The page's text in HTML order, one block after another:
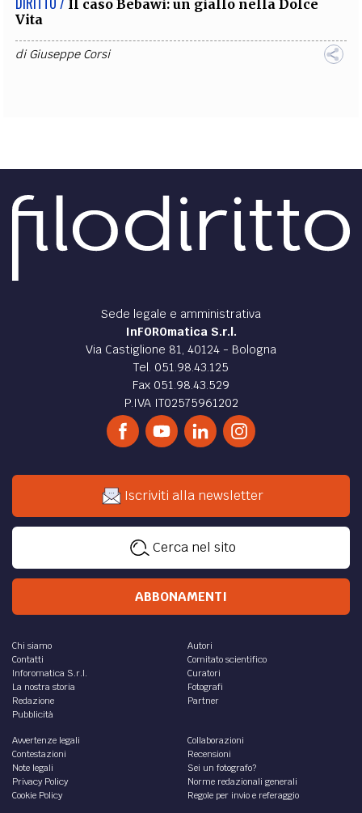
Il caso Bebawi: un giallo nella Dolce
Vita
diGiuseppe Corsi
Sede legale e amministrativa
InFOROmatica S.r.l.
Via Castiglione 81, 40124 - Bologna
Tel. 051.98.43.125
Fax 051.98.43.529
P.IVA IT02575961202
Iscriviti alla newsletter
Cerca nel sito
ABBONAMENTI
Chi siamo
Contatti
Inforomatica S.r.l.
La nostra storia
Redazione
Pubblicità
Autori
Comitato scientifico
Curatori
Fotografi
Partner
Avvertenze legali
Contestazioni
Note legali
Privacy Policy
Cookie Policy
Collaborazioni
Recensioni
Sei un fotografo?
Norme redazionali generali
Regole per invio e referaggio